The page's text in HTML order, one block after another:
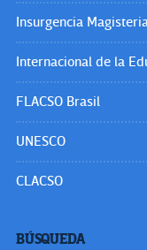
Insurgencia
Internacional de la
FLACSO Brasil
UNESCO
CLACSO
BÚSQUEDA